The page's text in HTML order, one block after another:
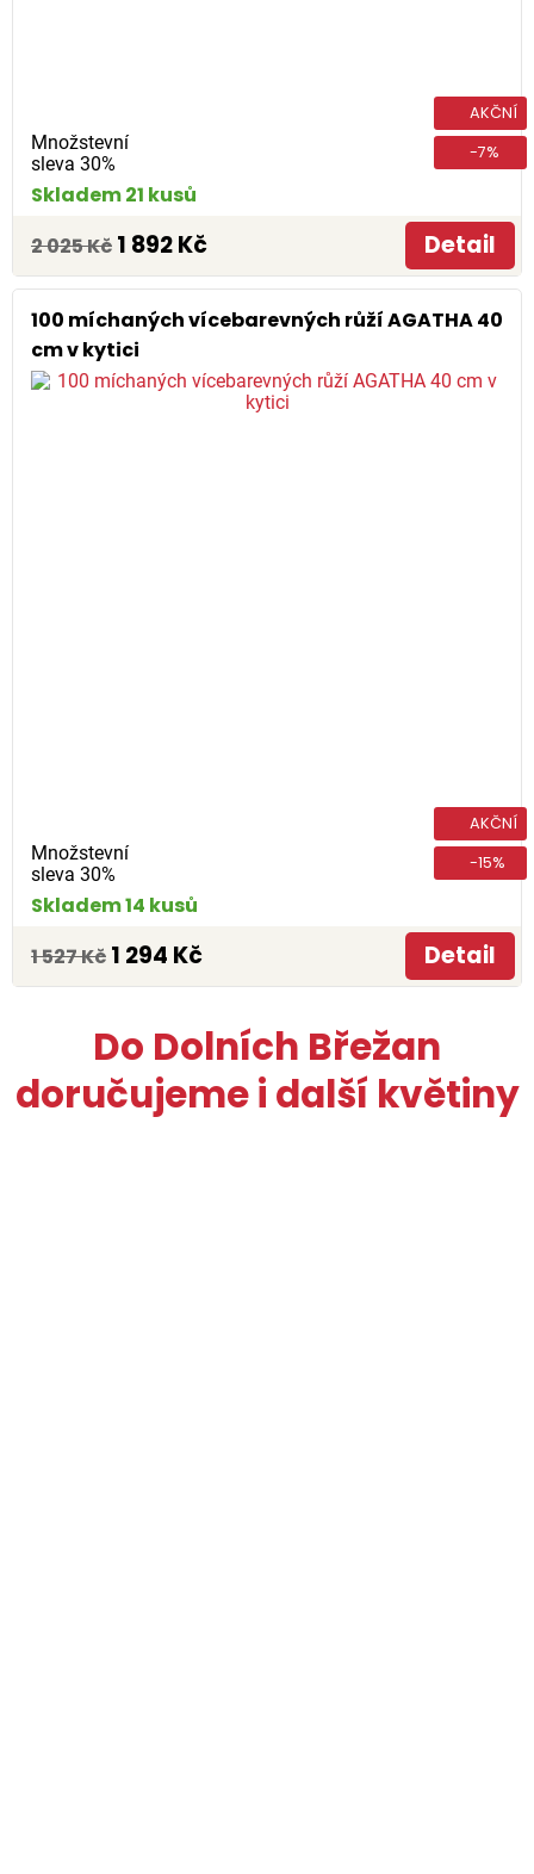
Množstevní
sleva 30%
AKČNÍ
-7%
Skladem 21 kusů
2 025 Kč 1 892 Kč Detail
100 míchaných vícebarevných růží AGATHA 40
cm v kytici
Množstevní
sleva 30%
AKČNÍ
-15%
Skladem 14 kusů
1 527 Kč 1 294 Kč Detail
Do Dolních Břežan
doručujeme i další květiny